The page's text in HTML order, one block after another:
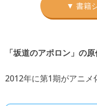
「坂道のアポロン」の原
2012年に第1期がアニメ